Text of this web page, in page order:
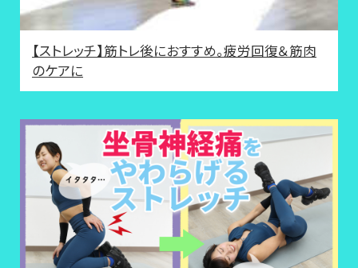
【ストレッチ】筋トレ後におすすめ。疲労回復＆筋肉
のケアに